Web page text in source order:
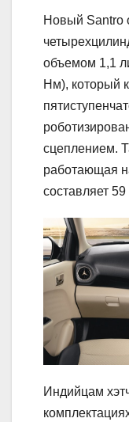
Новый Santro
объемом 1,1
Нм), который
сцеплением.
работающая
составляет
Индийцам